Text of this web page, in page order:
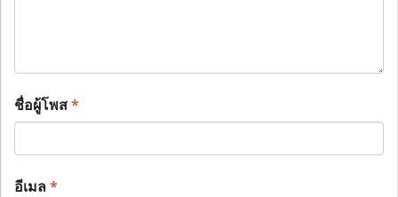
ชื่อผู้โพส*
อีเมล*